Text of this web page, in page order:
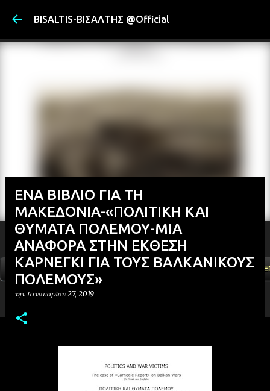
BISALTIS-ΒΙΣΑΛΤΗΣ @Official
ΑΡΧΙΚΗ YOUTUBE FACEBOOK
ΕΝΑ ΒΙΒΛΙΟ ΓΙΑ ΤΗ
ΜΑΚΕΔΟΝΙΑ-«ΠΟΛΙΤΙΚΗ ΚΑΙ
ΘΥΜΑΤΑ ΠΟΛΕΜΟΥ-ΜΙΑ
ΑΝΑΦΟΡΑ ΣΤΗΝ ΕΚΘΕΣΗ
ΚΑΡΝΕΓΚΙ ΓΙΑ ΤΟΥΣ ΒΑΛΚΑΝΙΚΟΥΣ
ΠΟΛΕΜΟΥΣ»
την Ιανουαρίου 27, 2019